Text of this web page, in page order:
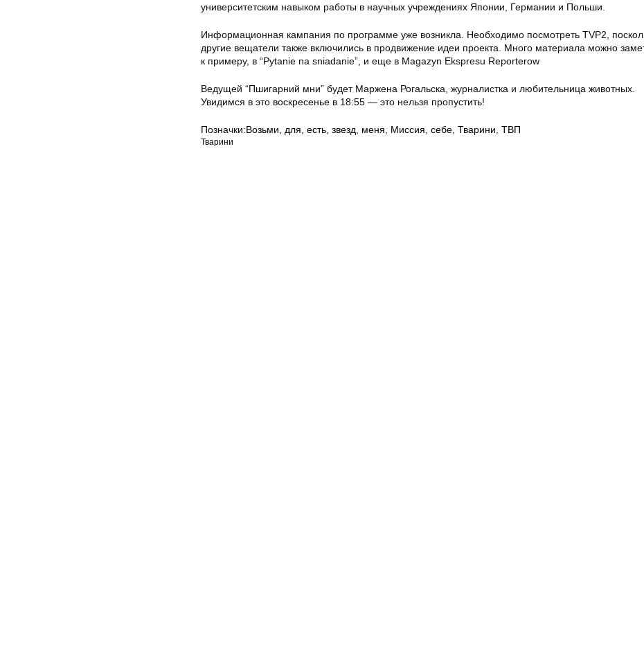
университетским навыком работы в научных учреждениях Японии, Германии и Польши.
Информационная кампания по программе уже возникла. Необходимо посмотреть TVP2,
другие вещатели также включились в продвижение идеи проекта. Много материала можно
к примеру, в “Pytanie na sniadanie”, и еще в Magazyn Ekspresu Reporterow
Ведущей “Пшигарний мни” будет Маржена Рогальска, журналистка и любительница животных.
Увидимся в это воскресенье в 18:55 — это нельзя пропустить!
Позначки:Возьми для есть звезд меня Миссия себе Тварини ТВП
Тварини